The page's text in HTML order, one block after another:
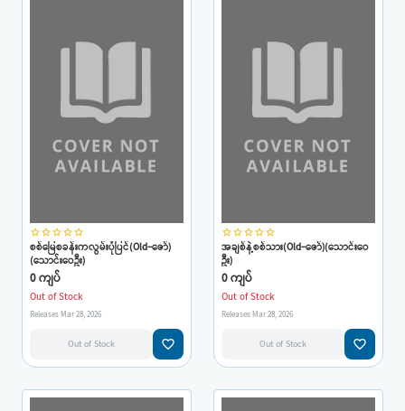
star_borderstar_borderstar_borderstar_borderstar_border
စစ်မြေစခန်းကလွမ်းပုံပြင်(Old-ဇော်)
(သောင်းဝေဦး)
0 ကျပ်
Out of Stock
Releases Mar 28, 2026
Out of Stock favorite_border
star_borderstar_borderstar_borderstar_borderstar_border
အချစ်နဲ့စစ်သား(Old-ဇော်)(သောင်းဝေ
ဦး)
0 ကျပ်
Out of Stock
Releases Mar 28, 2026
Out of Stock favorite_border